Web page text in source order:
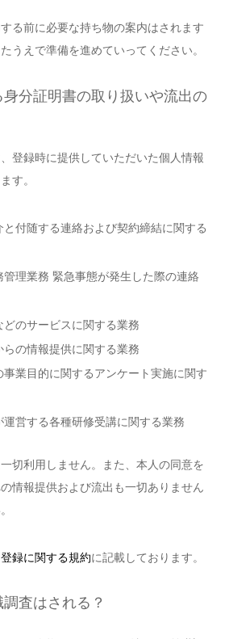
る前に必要な持ち物の案内はされます
うえで準備を進めていってください。
分証明書の取り扱いや流出の
登録時に提供していただいた個人情報
す。
付随する連絡および契約締結に関する
理業務 緊急事態が発生した際の連絡
のサービスに関する業務
らの情報提供に関する業務
事業目的に関するアンケート実施に関す
運営する各種研修受講に関する業務
切利用しません。また、本人の同意を
情報提供および流出も一切ありません
登録に関する規約に記載しております。
査はされる？